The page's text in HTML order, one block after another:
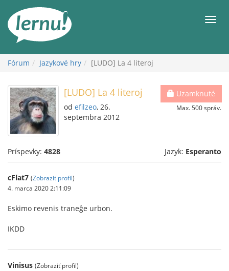
obsah
Fórum Jazykové hry [LUDO] La 4 literoj
Uzamknuté
Max. 500 správ.
[LUDO] La 4 literoj
od efilzeo, 26.
septembra 2012
Príspevky: 4828 Jazyk: Esperanto
cFlat7 (Zobraziť profil)
4. marca 2020 2:11:09
Eskimo revenis traneĝe urbon.
IKDD
Vinisus (Zobraziť profil)